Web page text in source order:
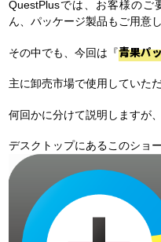
QuestPlusでは、お客様のご
ん、パッケージ製品もご用意
その中でも、今回は『青果パ
主に卸売市場で使用していた
何回かに分けて説明しますが
デスクトップにあるこのショ